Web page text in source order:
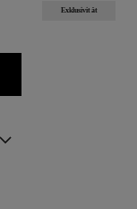
Exklusivität